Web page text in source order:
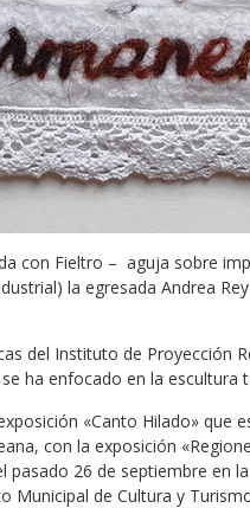
con Fieltro – aguja sobre
la egresada Andrea
del Instituto de Proyección
ha enfocado en la escultura
«Canto Hilado» que
con la exposición
26 de septiembre en
Municipal de Cultura y